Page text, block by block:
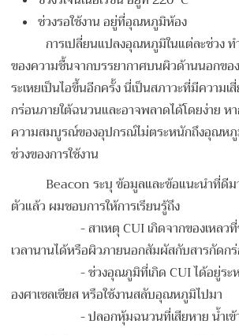
ช่วงรอใช้งาน อยู่ที่อุณหภูมิห้อง
การเปลี่ยนแปลงอุณหภูมิในแต่ละช่วง ทำ
ของความชื้นจากบรรยากาศบนผิวด้านนอกขอ
ระเหยเป็นไอขึ้นอีกครั้ง นี่เป็นสภาวะที่มีความเ
กร่อนภายใต้ฉนวนและอาจพลาดได้โดยง่าย
ความสมบูรณ์ของอุปกรณ์ไม่ตระหนักถึงอุณหภู
ช่วงของการใช้งาน
Beacon ระบุ ข้อมูลและข้อแนะนำที่ดีม
ตัวแล้ว ผมชอบการให้การเรียนรู้ถึง
-สาเหตุ CUI เกิดจากของเหลว
เวลานานได้หรือผิวภายนอกสัมผัสกับสารกัดก
-ช่วงอุณภูมิที่เกิด CUI ได้อยู่ระ
องศาเซลเซียส หรือใช้งานสลับอุณหภูมิไปมา
-ปลอกหุ้มฉนวนที่เสียหาย น้ำเข้